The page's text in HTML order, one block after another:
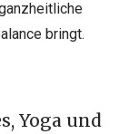
bringt.
Yoga und